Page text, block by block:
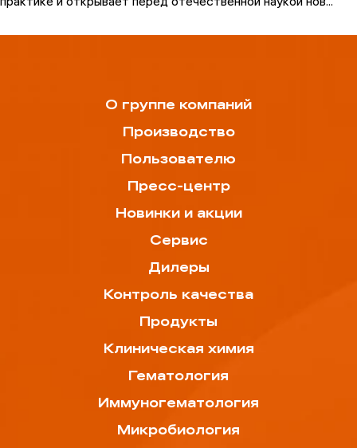
О группе компаний
Производство
Пользователю
Пресс-центр
Новинки и акции
Сервис
Дилеры
Контроль качества
Продукты
Клиническая химия
Гематология
Иммуногематология
Микробиология